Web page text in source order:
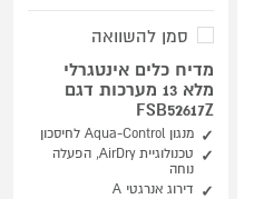
סמן להשוואה
מדיח כלים אינטגרלי
מלא 13 מערכות דגם
FSB52617Z
מנגון Aqua-Control לחיסכון
טכנולוגיית AirDry, הפעלה
נוחה
דירוג אנרגטי A